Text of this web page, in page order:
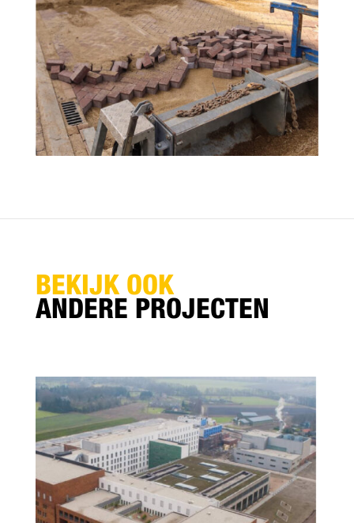
BEKIJK OOK
ANDERE PROJECTEN